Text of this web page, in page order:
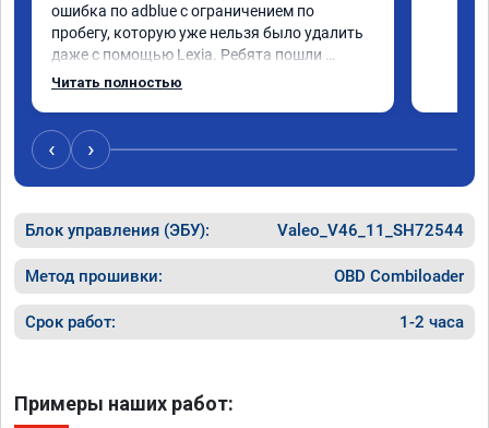
ошибка по adblue с ограничением по
пробегу, которую уже нельзя было удалить
даже с помощью Lexia. Ребята пошли
навстречу, оперативно приняли и за час
Читать полностью
‹ ›
Блок управления (ЭБУ): Valeo_V46_11_SH72544
Метод прошивки: OBD Combiloader
Срок работ: 1-2 часа
Примеры наших работ: